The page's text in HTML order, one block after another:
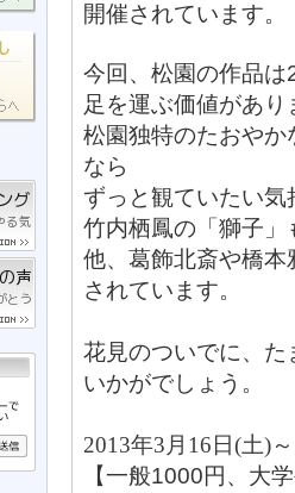
開催されています。
今回、松園の作品
足を運ぶ価値があ
松園独特のたおや
なら
ずっと観ていたい気
竹内栖鳳の「獅子
他、葛飾北斎や橋
されています。
花見のついでに、
いかがでしょう。
2013年3 月 16 日(土)～
【一般1000円、大